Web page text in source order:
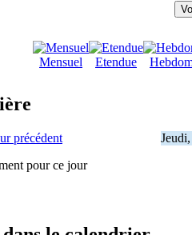
Mensuel Etendue
précédent
pour ce jour